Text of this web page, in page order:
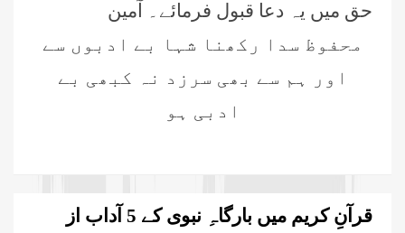
حق میں یہ دعا قبول فرمائے۔ آمین
محفوظ سدا رکھنا شہا بے ادبوں سے
اور ہم سے بھی سرزد نہ کبھی بے
ادبی ہو
قرآنِ کریم میں بارگاہِ نبوی کے 5 آداب از